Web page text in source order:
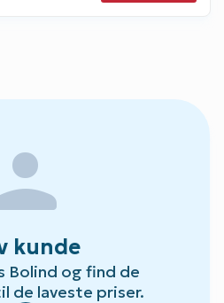
kunde
Bolind og find de
de laveste priser.